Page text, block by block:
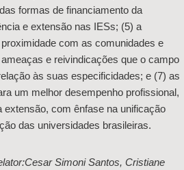
formas de financiamento da
e extensão nas IESs; (5) a
com as comunidades e
e reivindicações que o campo
às suas especificidades; e (7) as
um melhor desempenho profissional,
extensão, com ênfase na unificação
das universidades brasileiras.
Simoni Santos, Cristiane